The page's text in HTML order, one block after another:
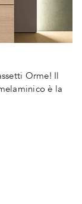
Orme! Il
è la